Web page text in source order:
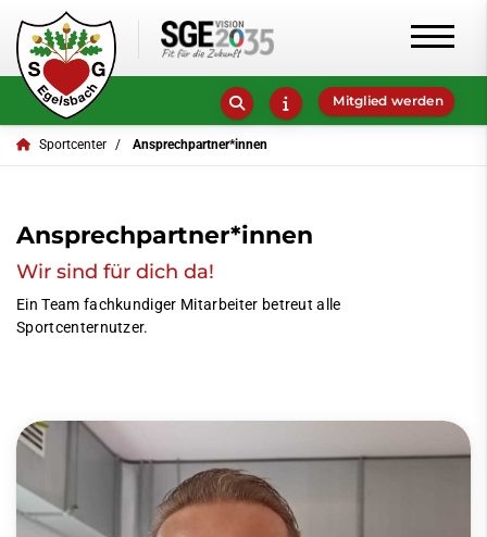
Mitglied werden
Sportcenter Ansprechpartner*innen
Ansprechpartner*innen
Wir sind für dich da!
Ein Team fachkundiger Mitarbeiter betreut alle
Sportcenternutzer.